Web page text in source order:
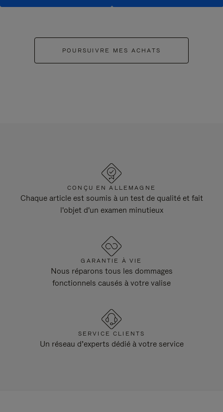
POURSUIVRE MES ACHATS
CONÇU EN ALLEMAGNE
Chaque article est soumis à un test de qualité et fait
l'objet d'un examen minutieux
GARANTIE À VIE
Nous réparons tous les dommages
fonctionnels causés à votre valise
SERVICE CLIENTS
Un réseau d’experts dédié à votre service